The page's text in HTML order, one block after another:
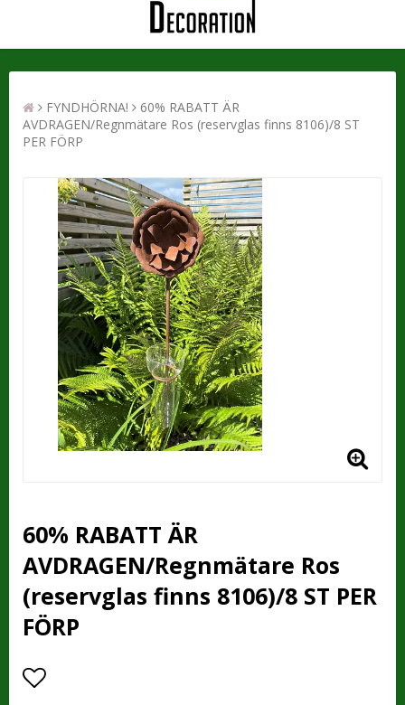
FYNDHÖRNA!
60% RABATT ÄR
AVDRAGEN/Regnmätare Ros (reservglas finns 8106)/8 ST
PER FÖRP
60% RABATT ÄR
AVDRAGEN/Regnmätare Ros
(reservglas finns 8106)/8 ST PER
FÖRP